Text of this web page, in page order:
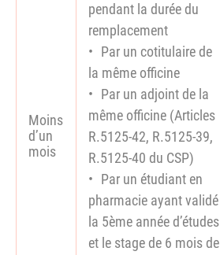
Moins
d’un
mois
pendant la durée du
remplacement
Par un cotitulaire de
la même officine
Par un adjoint de la
même officine (Articles
R.5125-42, R.5125-39,
R.5125-40 du CSP)
Par un étudiant en
pharmacie ayant validé
la 5ème année d’études
et le stage de 6 mois de